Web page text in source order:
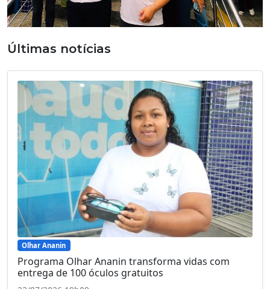
Últimas notícias
Olhar Ananin
Programa Olhar Ananin transforma vidas com
entrega de 100 óculos gratuitos